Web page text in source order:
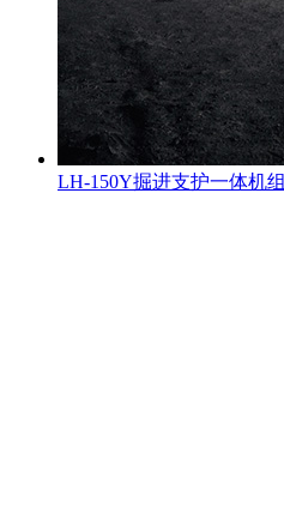
LH-150Y掘进支护一体机组